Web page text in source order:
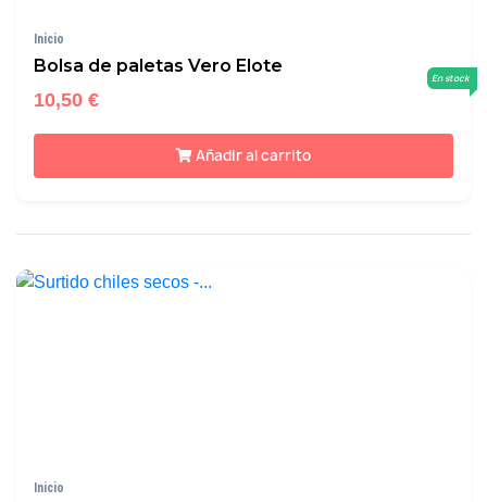
Inicio
Bolsa de paletas Vero Elote
10,50 €
En stock
Añadir al carrito
Inicio